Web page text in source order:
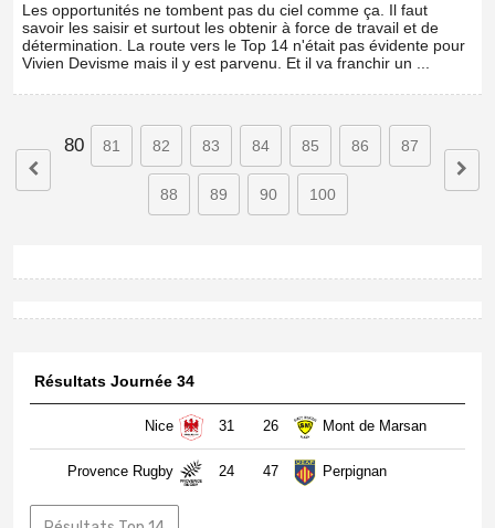
Les opportunités ne tombent pas du ciel comme ça. Il faut
savoir les saisir et surtout les obtenir à force de travail et de
détermination. La route vers le Top 14 n'était pas évidente pour
Vivien Devisme mais il y est parvenu. Et il va franchir un ...
80 81 82 83 84 85 86 87
88 89 90 100
Résultats Journée 34
Nice 31 26 Mont de Marsan
Provence Rugby 24 47 Perpignan